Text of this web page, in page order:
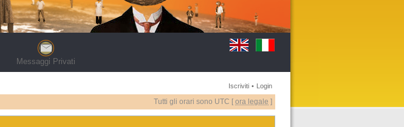
Messaggi Privati
Iscriviti • Login
Tutti gli orari sono UTC [ ora legale ]